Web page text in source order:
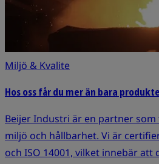
Miljö & Kvalite
Hos oss får du mer än bara
Beijer Industri är en partner
miljö och hållbarhet. Vi är
och ISO 14001, vilket innebär att